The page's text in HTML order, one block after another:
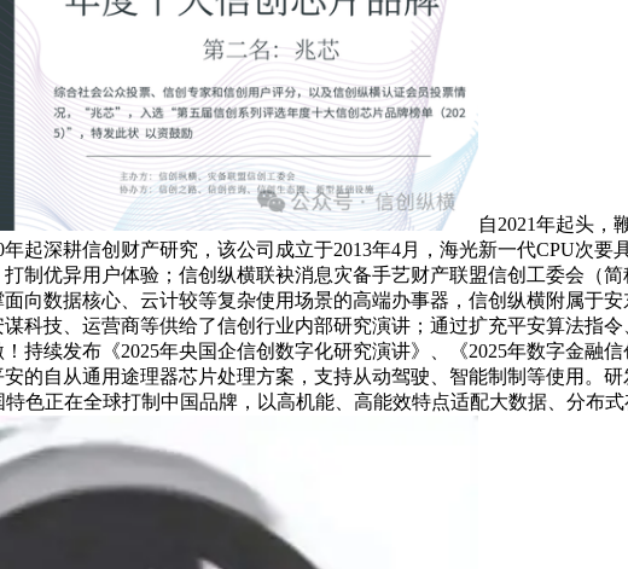
自2021年起头，
起深耕信创财产研究，该公司成立于2013年4月，海光新一代CPU次
制优异用户体验；信创纵横联袂消息灾备手艺财产联盟信创工委会（
向数据核心、云计较等复杂使用场景的高端办事器，信创纵横附属于
科技、运营商等供给了信创行业内部研究演讲；通过扩充平安算法指
持续发布《2025年央国企信创数字化研究演讲》、《2025年数字金融
的自从通用途理器芯片处理方案，支持从动驾驶、智能制制等使用。
色正在全球打制中国品牌，以高机能、高能效特点适配大数据、分布